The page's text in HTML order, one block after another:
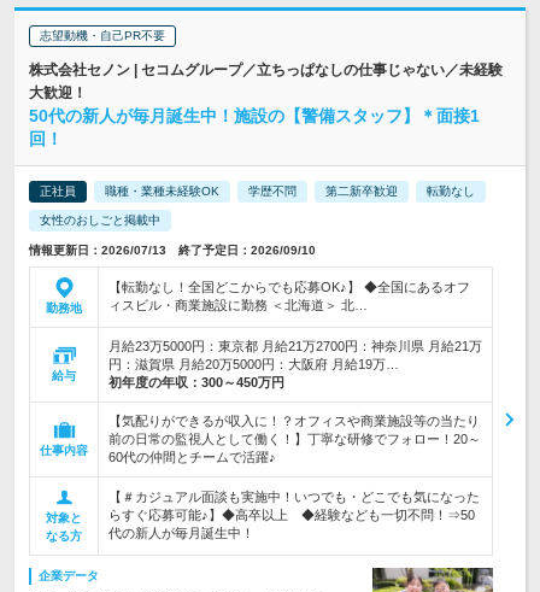
志望動機・自己PR不要
株式会社セノン | セコムグループ／立ちっぱなしの仕事じゃない／未経験
大歓迎！
50代の新人が毎月誕生中！施設の【警備スタッフ】＊面接1
回！
正社員 職種・業種未経験OK 学歴不問 第二新卒歓迎 転勤なし
女性のおしごと掲載中
情報更新日：2026/07/13 終了予定日：2026/09/10
勤務地
【転勤なし！全国どこからでも応募OK♪】 ◆全国にあるオフ
ィスビル・商業施設に勤務 ＜北海道＞ 北…
給与
月給23万5000円：東京都 月給21万2700円：神奈川県 月給21万
円：滋賀県 月給20万5000円：大阪府 月給19万…
初年度の年収： 300～450万円
仕事内容
【気配りができるが収入に！？オフィスや商業施設等の当たり
前の日常の監視人として働く！】丁寧な研修でフォロー！20～
60代の仲間とチームで活躍♪
対象と
なる方
【＃カジュアル面談も実施中！いつでも・どこでも気になった
らすぐ応募可能♪】◆高卒以上 ◆経験なども一切不問！⇒50
代の新人が毎月誕生中！
企業データ